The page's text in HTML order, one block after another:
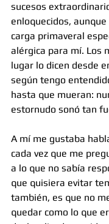
sucesos
enloquecidos,
carga primaveral
alérgica para mí. Los
lugar lo dicen desde
según tengo
hasta que mueran:
estornudo sonó tan
A mí me gustaba
cada vez que me
a lo que no sabía
que quisiera evitar
también, es que no
quedar como lo que